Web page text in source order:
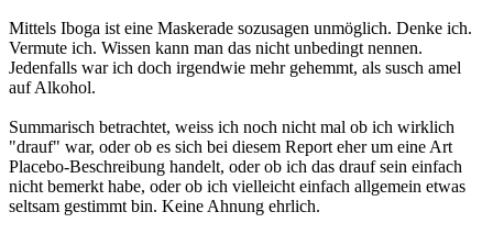
Mittels Iboga ist eine Maskerade sozusagen unmöglich. Denke ich.
Vermute ich. Wissen kann man das nicht unbedingt nennen.
Jedenfalls war ich doch irgendwie mehr gehemmt, als susch amel
auf Alkohol.
Summarisch betrachtet, weiss ich noch nicht mal ob ich wirklich
"drauf" war, oder ob es sich bei diesem Report eher um eine Art
Placebo-Beschreibung handelt, oder ob ich das drauf sein einfach
nicht bemerkt habe, oder ob ich vielleicht einfach allgemein etwas
seltsam gestimmt bin. Keine Ahnung ehrlich.